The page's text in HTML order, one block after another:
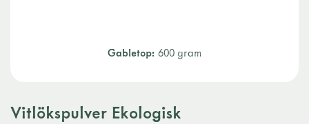
Gabletop: 600 gram
Vitlökspulver Ekologisk